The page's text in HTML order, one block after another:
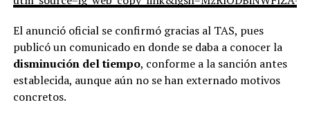
El anunció oficial se confirmó gracias al TAS, pues
publicó un comunicado en donde se daba a conocer la
disminución del tiempo, conforme a la sanción antes
establecida, aunque aún no se han externado motivos
concretos.